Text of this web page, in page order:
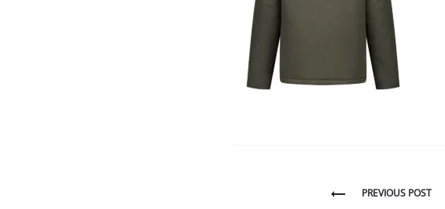
PREVIOUS POST